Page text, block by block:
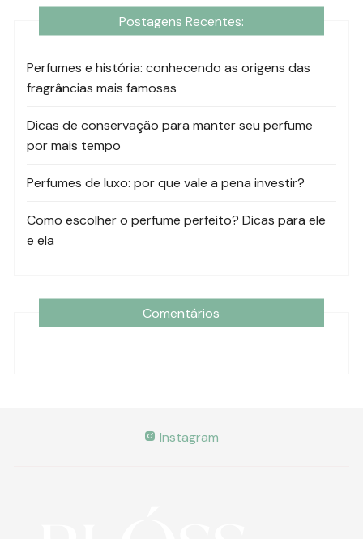
Postagens Recentes:
Perfumes e história: conhecendo as origens das
fragrâncias mais famosas
Dicas de conservação para manter seu perfume
por mais tempo
Perfumes de luxo: por que vale a pena investir?
Como escolher o perfume perfeito? Dicas para ele
e ela
Comentários
Instagram